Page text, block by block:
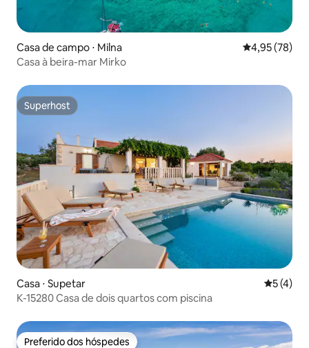
Casa de campo ⋅ Milna 4,95 de uma
4,95 (78)
Casa à beira-mar Mirko
Superhost
Superhost
Casa ⋅ Supetar 5 de
5 (4)
K-15280 Casa de dois quartos com piscina
Preferido dos hóspedes